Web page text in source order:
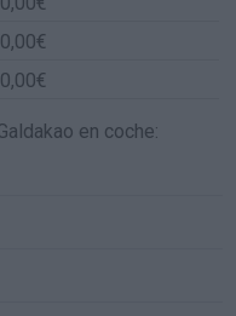
0,00€
0,00€
en coche: